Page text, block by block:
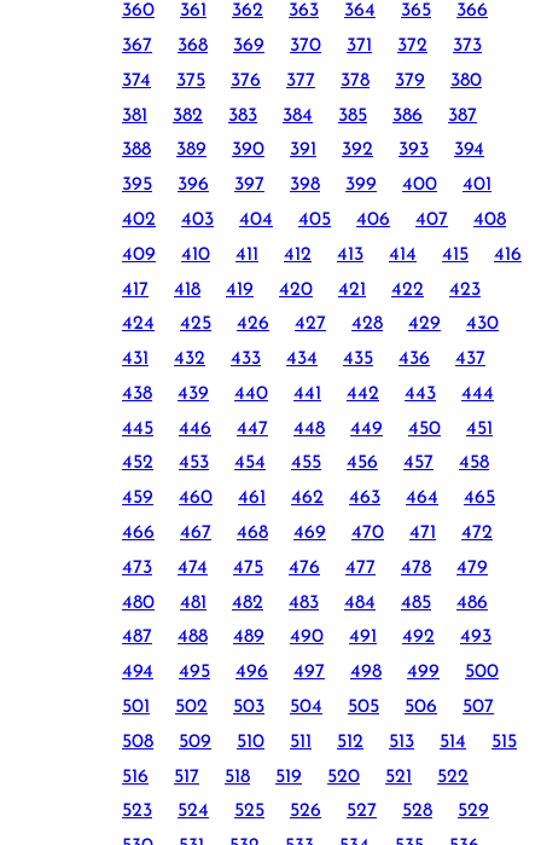
360
361 362 363 364 365
366
367
368 369 370 371 372
373
374
375 376 377 378 379
380
381
382 383 384 385 386
387
388
389 390 391 392 393
394
395
396 397 398 399 400
401
402
403 404 405 406 407
408
409
410 411 412 413 414 415
416
417
418 419 420 421 422
423
424
425 426 427 428 429
430
431
432 433 434 435 436
437
438
439 440 441 442 443
444
445
446 447 448 449 450
451
452
453 454 455 456 457
458
459
460 461 462 463 464
465
466
467 468 469 470 471
472
473
474 475 476 477 478
479
480
481 482 483 484 485
486
487
488 489 490 491 492
493
494
495 496 497 498 499
500
501
502 503 504 505 506
507
508
509 510 511 512 513 514
515
516
517 518 519 520 521
522
523
524 525 526 527 528
529